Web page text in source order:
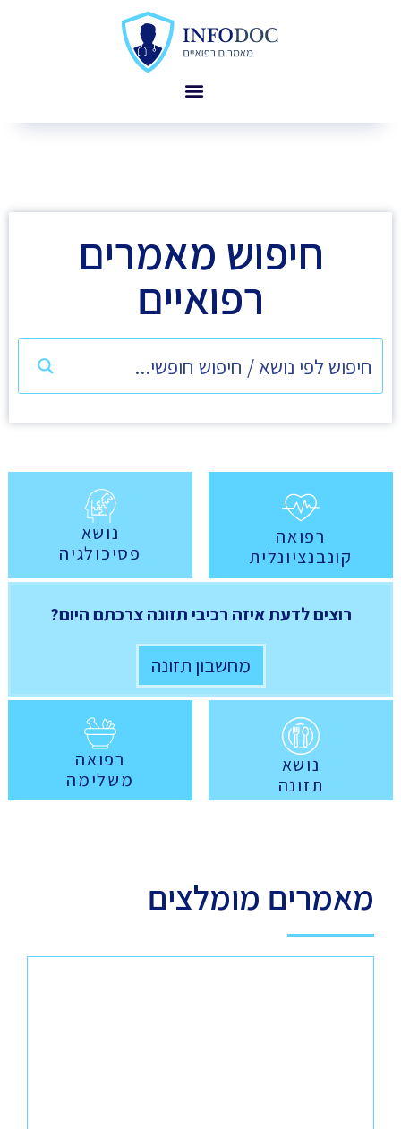
חיפוש מאמרים
רפואיים
רפואה
קונבנציונלית
נושא
פסיכולגיה
רוצים לדעת איזה רכיבי תזונה צרכתם היום?
מחשבון תזונה
נושא
תזונה
רפואה
משלימה
מאמרים מומלצים